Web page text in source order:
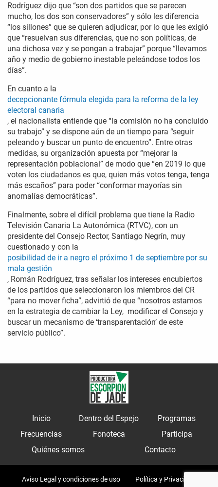
Rodríguez dijo que “son dos partidos que se parecen
mucho, los dos son conservadores” y sólo les diferencia
“los sillones” que se quieren adjudicar, por lo que les exigió
que “resuelvan sus diferencias, que no son políticas, de
una dichosa vez y se pongan a trabajar” porque “llevamos
año y medio de gobierno inestable peleándose todos los
días”.
En cuanto a la
decepcionante fórmula elegida para la reforma de la ley
electoral canaria
, el nacionalista entiende que “la comisión no ha concluido
su trabajo” y se dispone aún de un tiempo para “seguir
peleando y buscar un punto de encuentro”. Entre otras
medidas, su organización apuesta por “mejorar la
representación poblacional” de modo que “en 2019 lo que
voten los ciudadanos es que, quien más votos tenga, tenga
más escaños” para poder “conformar mayorías sin
anomalías democráticas”.
Finalmente, sobre el difícil problema que tiene la Radio
Televisión Canaria La Autonómica (RTVC), con un
presidente del Consejo Rector, Santiago Negrín, muy
cuestionado y con la
posibilidad de ir a negro el próximo 1 de septiembre por su
mala gestión
, Román Rodríguez, tras señalar los intereses encubiertos
de los partidos que seleccionaron los miembros del CR
“para no mover ficha”, advirtió de que “nosotros estamos
en la estrategia de cambiar la Ley, modificar el Consejo y
buscar un mecanismo de ‘transparentación’ de este
servicio público”.
Inicio Dentro del Espejo
Programas
Frecuencias
Fonoteca
Participa
Quiénes somos
Contacto
Aviso Legal y condiciones de uso Política y Privacidad